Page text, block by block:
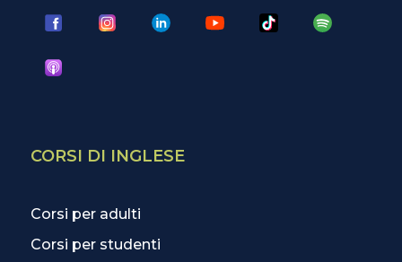
CORSI DI INGLESE
Corsi per adulti
Corsi per studenti